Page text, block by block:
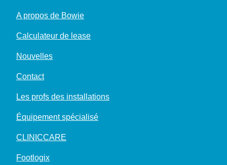
A propos de Bowie
Calculateur de lease
Nouvelles
Contact
Les profs des installations
Équipement spécialisé
CLINICCARE
Footlogix